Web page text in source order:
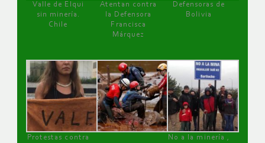
Valle de Elqui
sin minería.
Chile
Atentan contra
la Defensora
Francisca
Márquez
Defensoras de
Bolivia
Protestas contra
No a la minería ,